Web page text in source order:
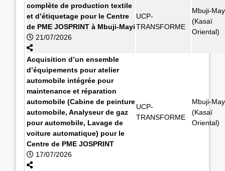
complète de production textile
et d’étiquetage pour le Centre
de PME JOSPRINT à Mbuji-Mayi
21/07/2026
UCP-
TRANSFORME
Mbuji-
(Kasaï
Oriental)
Acquisition d’un ensemble
d’équipements pour atelier
automobile intégrée pour
maintenance et réparation
automobile (Cabine de peinture
automobile, Analyseur de gaz
pour automobile, Lavage de
voiture automatique) pour le
Centre de PME JOSPRINT
17/07/2026
UCP-
TRANSFORME
Mbuji-
(Kasaï
Oriental)